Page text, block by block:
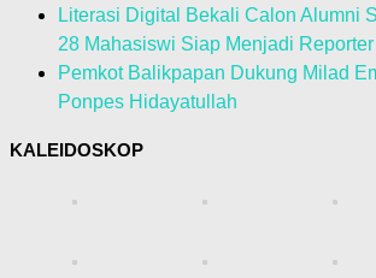
Literasi Digital Bekali Calon Alumni
28 Mahasiswi Siap Menjadi Reporter
Pemkot Balikpapan Dukung Milad
Ponpes Hidayatullah
KALEIDOSKOP